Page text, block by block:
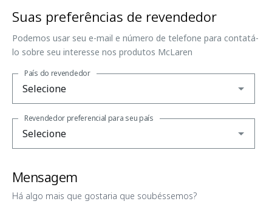
Suas preferências de revendedor
Podemos usar seu e-mail e número de telefone para contatá-
lo sobre seu interesse nos produtos McLaren
País do revendedor
Revendedor preferencial para seu país
Mensagem
Há algo mais que gostaria que soubéssemos?